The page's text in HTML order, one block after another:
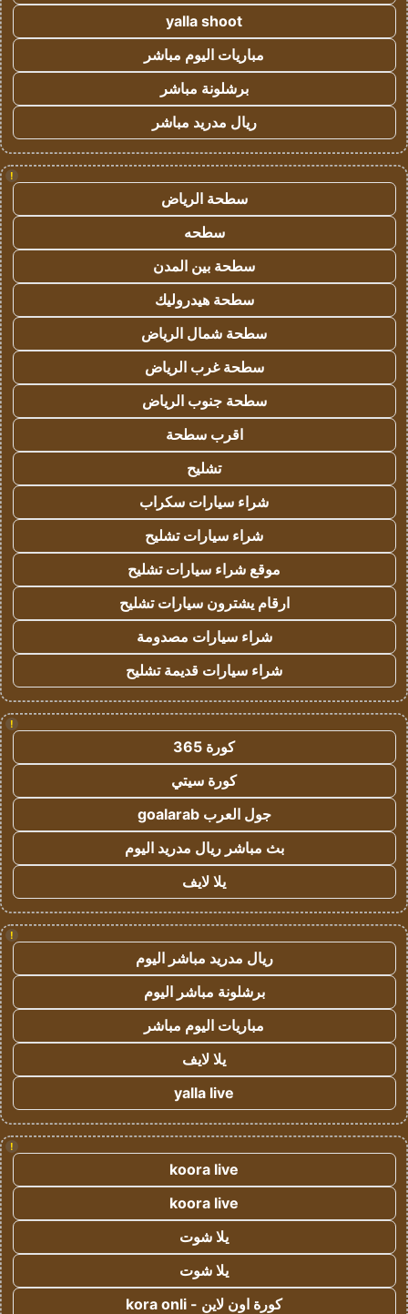
yalla shoot
مباريات اليوم مباشر
برشلونة مباشر
ريال مدريد مباشر
!
سطحة الرياض
سطحه
سطحة بين المدن
سطحة هيدروليك
سطحة شمال الرياض
سطحة غرب الرياض
سطحة جنوب الرياض
اقرب سطحة
تشليح
شراء سيارات سكراب
شراء سيارات تشليح
موقع شراء سيارات تشليح
ارقام يشترون سيارات تشليح
شراء سيارات مصدومة
شراء سيارات قديمة تشليح
!
كورة 365
كورة سيتي
جول العرب goalarab
بث مباشر ريال مدريد اليوم
يلا لايف
!
ريال مدريد مباشر اليوم
برشلونة مباشر اليوم
مباريات اليوم مباشر
يلا لايف
yalla live
!
koora live
koora live
يلا شوت
يلا شوت
كورة اون لاين - kora onli